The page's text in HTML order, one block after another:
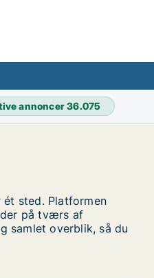
annoncer36.075
sted. Platformen
på tværs af
samlet overblik, så du